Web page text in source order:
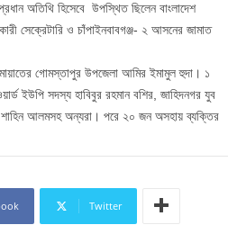
অতিথি হিসেবে উপস্থিত ছিলেন বাংলাদেশ
সেক্রেটারি ও চাঁপাইনবাবগঞ্জ- ২ আসনের জামাত
গোমস্তাপুর উপজেলা আমির ইমামুল হুদা। ১
ইউপি সদস্য হাবিবুর রহমান বশির, জাহিদনগর যুব
শাহিন আলমসহ অন্যরা। পরে ২০ জন অসহায় ব্যক্তির
Twitter